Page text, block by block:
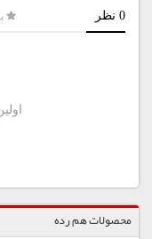
محصولات هم رده